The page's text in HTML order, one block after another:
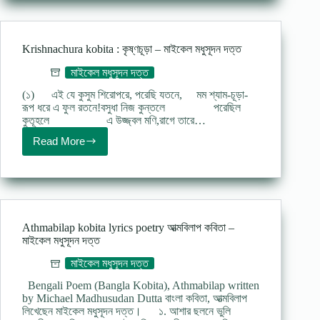
:
মধুসূদন
দত্ত
Krishnachura kobita : কৃষ্ণচূড়া – মাইকেল মধুসূদন দত্ত
মাইকেল মধুসূদন দত্ত
(১) এই যে কুসুম শিরোপরে, পরেছি যতনে, মম শ্যাম-চূড়া-
রূপ ধরে এ ফুল রতনে!বসুধা নিজ কুন্তলে পরেছিল
কুতূহলে এ উজ্জ্বল মণি,রাগে তারে…
Read MoreKrishnachura
kobita
কৃষ্ণচূড়া
দত্ত
Athmabilap kobita lyrics poetry আত্মবিলাপ কবিতা –
মাইকেল মধুসূদন দত্ত
মাইকেল মধুসূদন দত্ত
Bengali Poem (Bangla Kobita), Athmabilap written
by Michael Madhusudan Dutta বাংলা কবিতা, আত্মবিলাপ
লিখেছেন মাইকেল মধুসূদন দত্ত। ১. আশার ছলনে ভুলি